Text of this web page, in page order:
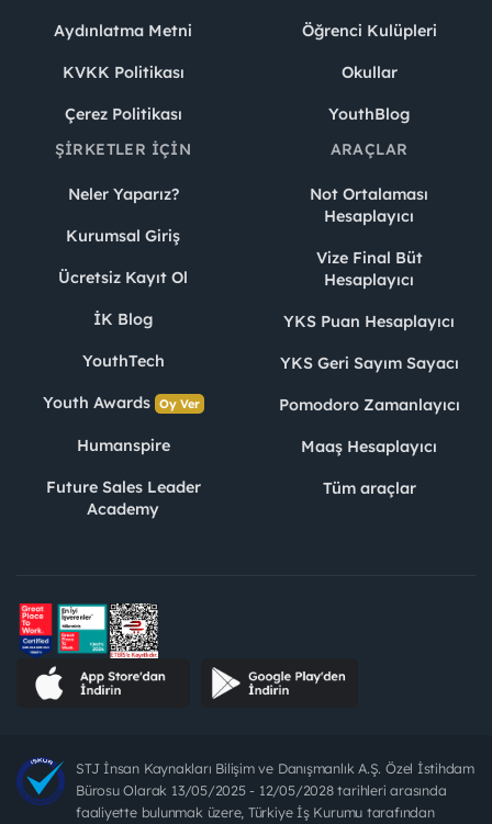
Aydınlatma Metni
KVKK Politikası
Çerez Politikası
Öğrenci Kulüpleri
Okullar
YouthBlog
ŞIRKETLER İÇIN
Neler Yaparız?
Kurumsal Giriş
Ücretsiz Kayıt Ol
İK Blog
YouthTech
Youth Awards Oy Ver
Humanspire
Future Sales Leader
Academy
ARAÇLAR
Not Ortalaması
Hesaplayıcı
Vize Final Büt
Hesaplayıcı
YKS Puan Hesaplayıcı
YKS Geri Sayım Sayacı
Pomodoro Zamanlayıcı
Maaş Hesaplayıcı
Tüm araçlar
STJ İnsan Kaynakları Bilişim ve Danışmanlık A.Ş. Özel İstihdam
Bürosu Olarak 13/05/2025 - 12/05/2028 tarihleri arasında
faaliyette bulunmak üzere, Türkiye İş Kurumu tarafından